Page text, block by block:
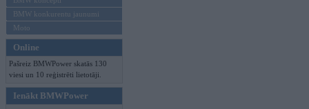
BMW konkurentu jaunumi
Moto
Online
Pašreiz BMWPower skatās 130
viesi un 10 reģistrēti lietotāji.
Ienākt BMWPower